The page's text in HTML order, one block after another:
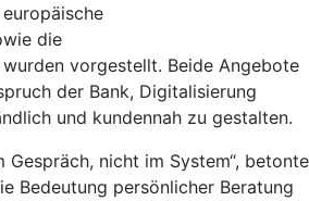
die
vorgestellt. Beide Angebote
der Bank, Digitalisierung
und kundennah zu gestalten.
Gespräch, nicht im System“, betonte
Bedeutung persönlicher Beratung